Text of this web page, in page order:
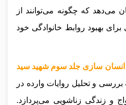
می‌دهد که چگونه می‌توانند از
بهبود روابط خانوادگی خود
سازی جلد سوم شهید سید
بررسی و تحلیل روایات وارده در
و زندگی زناشویی می‌پردازد.